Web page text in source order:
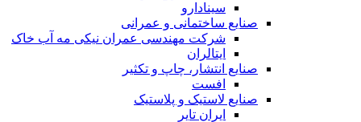
سینادارو
صنایع ساختمانی و عمرانی
شرکت مهندسی عمران نیکی مه آب خاک
ایتالران
صنایع انتشار، چاپ و تکثير
افست
صنایع لاستیک و پلاستیک
ایران تایر